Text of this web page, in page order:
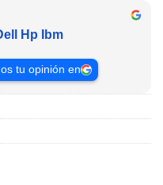
Hp Ibm
tu opinión en